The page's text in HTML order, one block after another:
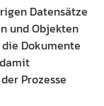
Datensätze
und Objekten
Dokumente
Prozesse